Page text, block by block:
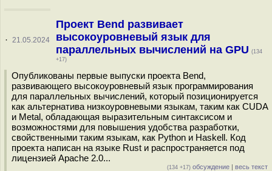
· 21.05.2024
Проект Bend развивает
высокоуровневый язык для
параллельных вычислений на GPU (134
+17)
Опубликованы первые выпуски проекта Bend,
развивающего высокоуровневый язык программирования
для параллельных вычислений, который позиционируется
как альтернатива низкоуровневыми языкам, таким как CUDA
и Metal, обладающая выразительным синтаксисом и
возможностями для повышения удобства разработки,
свойственными таким языкам, как Python и Haskell. Код
проекта написан на языке Rust и распространяется под
лицензией Apache 2.0...
(134 +17) обсуждение | весь текст